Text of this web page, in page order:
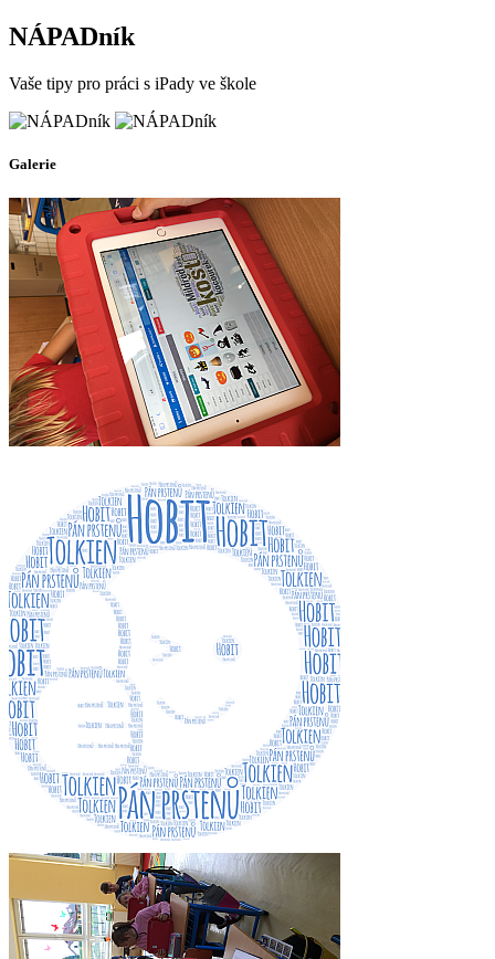
NÁPADník
Vaše tipy pro práci s iPady ve škole
Galerie